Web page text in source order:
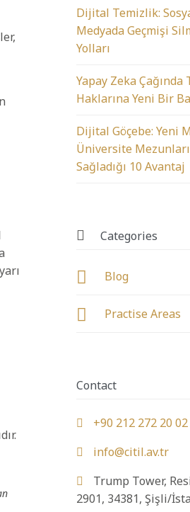
Dijital Temizlik:
Medyada Geçmişi
Yolları
Yapay Zeka Çağında
Haklarına Yeni Bir
Dijital Göçebe: Yeni
Üniversite
Sağladığı 10 Avantaj
 Categories
 Blog
 Practise Areas
Contact
 +90 212 272 20 02
 info@citil.av.tr

Trump Tower,
2901, 34381, Şişli/